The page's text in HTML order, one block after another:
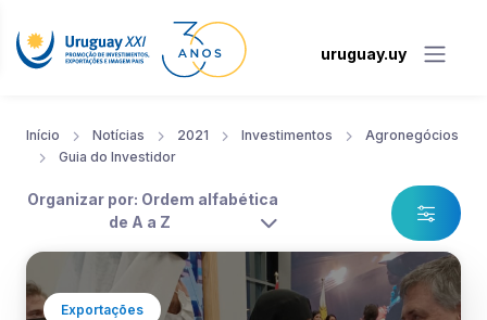
uruguay.uy
Início Notícias 2021 Investimentos
Agronegócios
Guia do Investidor
Organizar por: Ordem alfabética
de A a Z
Exportações